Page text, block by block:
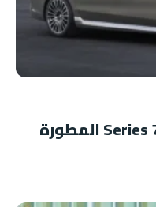
فتح باب حجز بي إم دبليو 7 Series المطورة